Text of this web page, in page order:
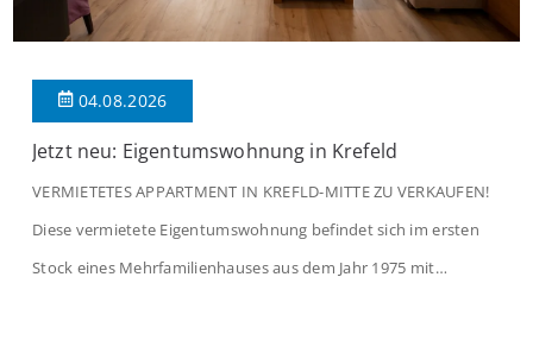
04.08.2026
Jetzt neu: Eigentumswohnung in Krefeld
VERMIETETES APPARTMENT IN KREFLD-MITTE ZU VERKAUFEN!
Diese vermietete Eigentumswohnung befindet sich im ersten
Stock eines Mehrfamilienhauses aus dem Jahr 1975 mit